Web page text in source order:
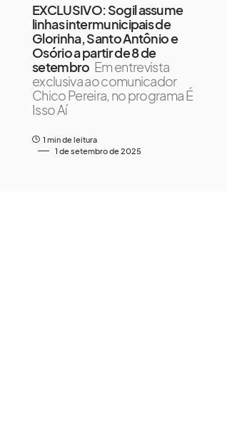
EXCLUSIVO: Sogil assume
linhas intermunicipais de
Glorinha, Santo Antônio e
Osório a partir de 8 de
setembro Em entrevista
exclusiva ao comunicador
Chico Pereira, no programa É
Isso Aí
1 min de leitura
1 de setembro de 2025